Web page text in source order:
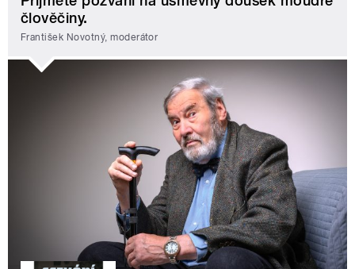
člověčiny.
František Novotný, moderátor